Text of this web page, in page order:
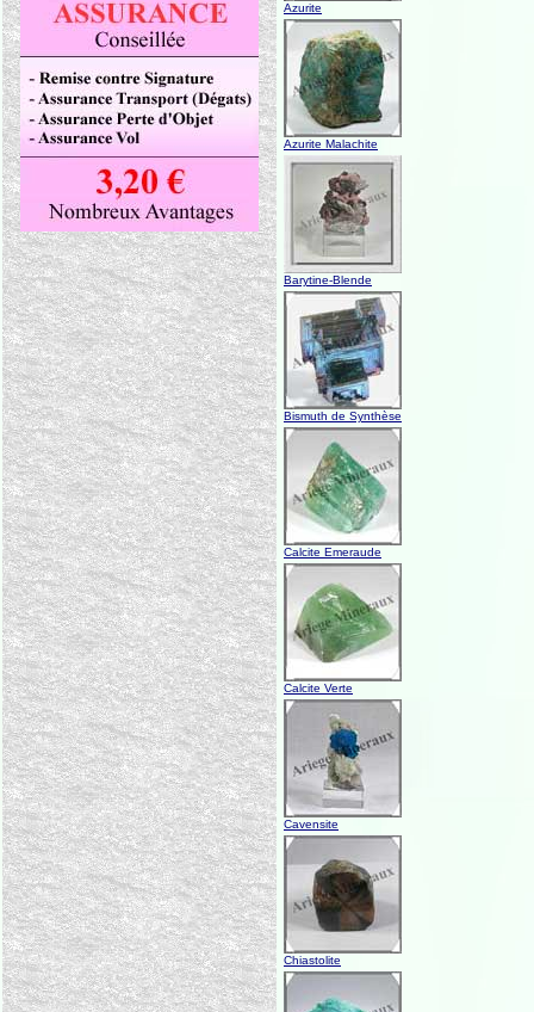
Azurite
Azurite Malachite
Barytine-Blende
Bismuth de Synthèse
Calcite Emeraude
Calcite Verte
Cavensite
Chiastolite